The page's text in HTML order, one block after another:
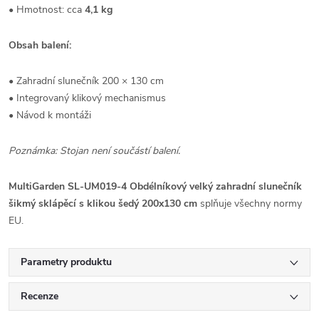
• Hmotnost: cca 4,1 kg
Obsah balení:
• Zahradní slunečník 200 × 130 cm
• Integrovaný klikový mechanismus
• Návod k montáži
Poznámka: Stojan není součástí balení.
MultiGarden SL-UM019-4 Obdélníkový velký zahradní slunečník
šikmý sklápěcí s klikou šedý 200x130 cm splňuje všechny normy
EU.
Parametry produktu
Recenze